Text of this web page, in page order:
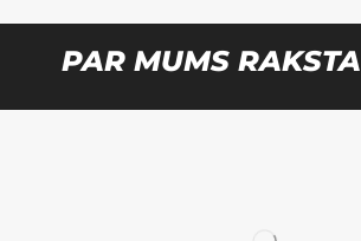
PAR MUMS